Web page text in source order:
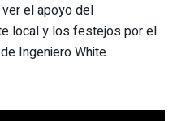
el apoyo del
local y los festejos por el
Ingeniero White.